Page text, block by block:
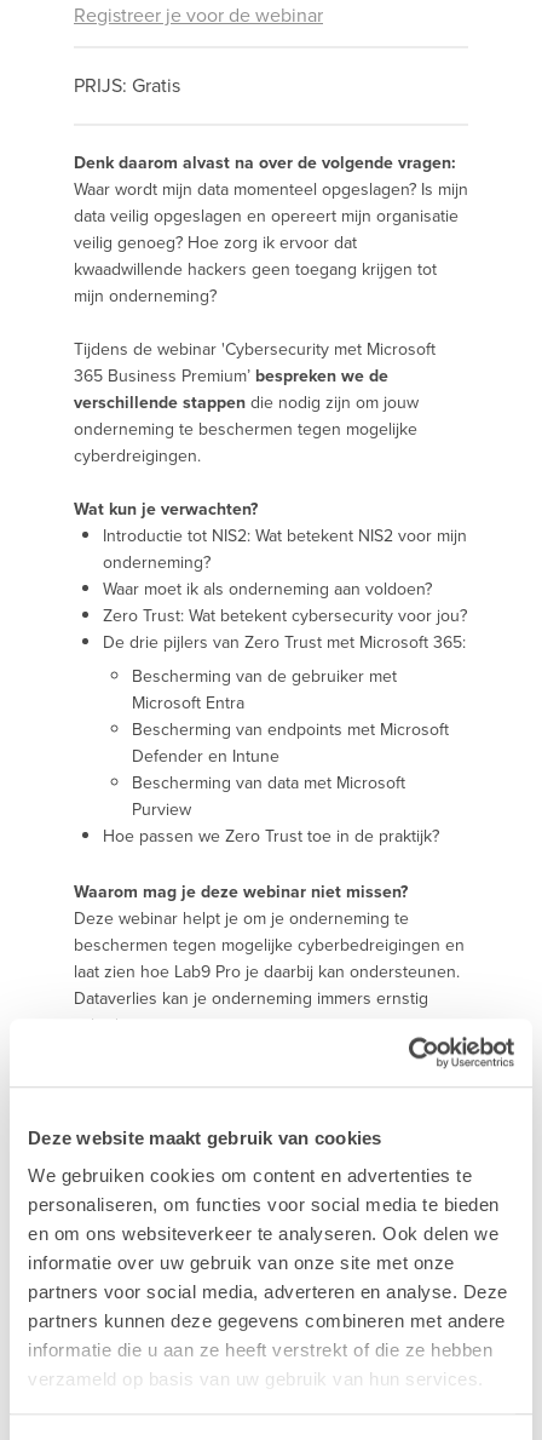
Deze website maakt gebruik van cookies
We gebruiken cookies om content en advertenties te
personaliseren, om functies voor social media te bieden
en om ons websiteverkeer te analyseren. Ook delen we
informatie over uw gebruik van onze site met onze
partners voor social media, adverteren en analyse. Deze
partners kunnen deze gegevens combineren met andere
informatie die u aan ze heeft verstrekt of die ze hebben
verzameld op basis van uw gebruik van hun services.
Registreer je voor de webinar
PRIJS: Gratis
Denk daarom alvast na over de volgende vragen:
Waar wordt mijn data momenteel opgeslagen? Is mijn
data veilig opgeslagen en opereert mijn organisatie
veilig genoeg? Hoe zorg ik ervoor dat
kwaadwillende hackers geen toegang krijgen tot
mijn onderneming?
Tijdens de webinar 'Cybersecurity met Microsoft
365 Business Premium’ bespreken we de
verschillende stappendie nodig zijn om jouw
onderneming te beschermen tegen mogelijke
cyberdreigingen.
Wat kun je verwachten?
Introductie tot NIS2: Wat betekent NIS2 voor mijn
onderneming?
Waar moet ik als onderneming aan voldoen?
Zero Trust: Wat betekent cybersecurity voor jou?
De drie pijlers van Zero Trust met Microsoft 365:
Bescherming van de gebruiker met
Microsoft Entra
Bescherming van endpoints met Microsoft
Defender en Intune
Bescherming van data met Microsoft
Purview
Hoe passen we Zero Trust toe in de praktijk?
Waarom mag je deze webinar niet missen?
Deze webinar helpt je om je onderneming te
beschermen tegen mogelijke cyberbedreigingen en
laat zien hoe Lab9 Pro je daarbij kan ondersteunen.
Dataverlies kan je onderneming immers ernstig
schaden.
medewerkers, toeleveranciers en klanten.